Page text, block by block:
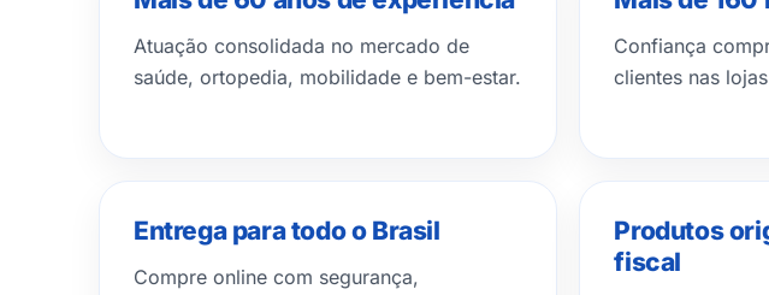
Atuação consolidada no mercado de
saúde, ortopedia, mobilidade e bem-estar.
Confiança
clientes nas
Entrega para todo o Brasil
Compre online com segurança,
Produtos
fiscal